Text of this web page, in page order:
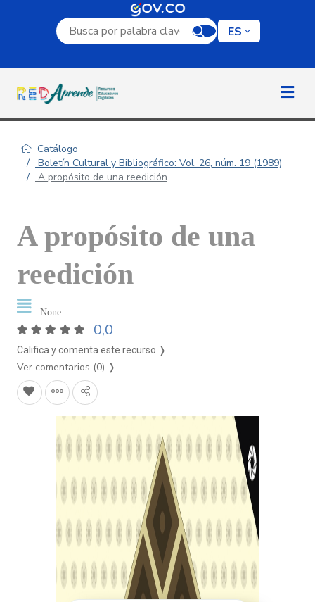
Campo de búsqueda por palabra clave
ES
Catálogo
Boletín Cultural y Bibliográfico: Vol. 26, núm. 19 (1989)
A propósito de una reedición
A propósito de una
reedición
None
0,0
Califica y comenta este recurso ❭
Ver comentarios (0) ❭